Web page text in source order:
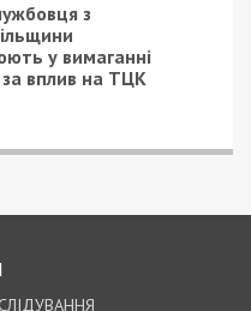
з
у вимаганні
вплив на ТЦК